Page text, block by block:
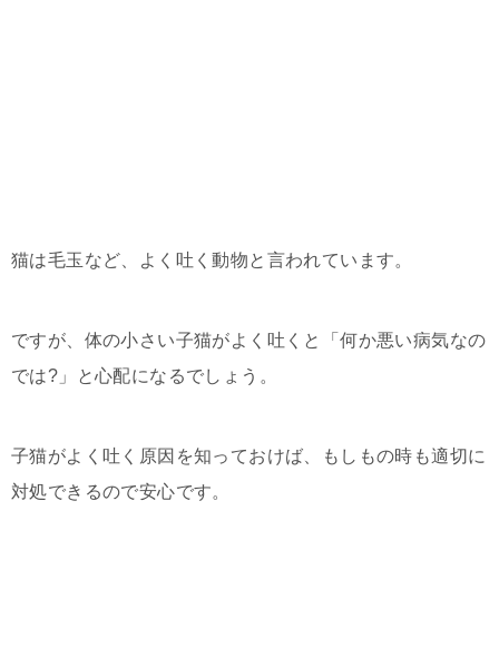
猫は毛玉など、よく吐く動物と言われています。
ですが、体の小さい子猫がよく吐くと「何か悪い病気なの
では?」と心配になるでしょう。
子猫がよく吐く原因を知っておけば、もしもの時も適切に
対処できるので安心です。